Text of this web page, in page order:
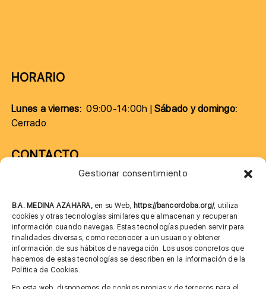
Gestionar consentimiento
B.A. MEDINA AZAHARA, en su Web, https://bancordoba.org/, utiliza
cookies y otras tecnologías similares que almacenan y recuperan
información cuando navegas. Estas tecnologías pueden servir para
finalidades diversas, como reconocer a un usuario y obtener
información de sus hábitos de navegación. Los usos concretos que
hacemos de estas tecnologías se describen en la información de la
Política de Cookies.
HORARIO
Lunes a viernes:09:00-14:00h |Sábado y domingo:
Cerrado
CONTACTO
685 901 226
MÁS INFORMACIÓN